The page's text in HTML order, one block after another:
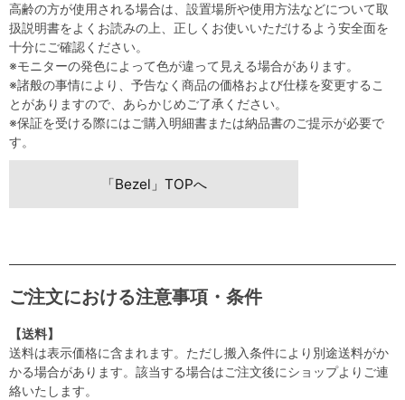
高齢の方が使用される場合は、設置場所や使用方法などについて取
扱説明書をよくお読みの上、正しくお使いいただけるよう安全面を
十分にご確認ください。
※モニターの発色によって色が違って見える場合があります。
※諸般の事情により、予告なく商品の価格および仕様を変更するこ
とがありますので、あらかじめご了承ください。
※保証を受ける際にはご購入明細書または納品書のご提示が必要で
す。
「Bezel」TOPへ
ご注文における注意事項・条件
【送料】
送料は表示価格に含まれます。ただし搬入条件により別途送料がか
かる場合があります。該当する場合はご注文後にショップよりご連
絡いたします。